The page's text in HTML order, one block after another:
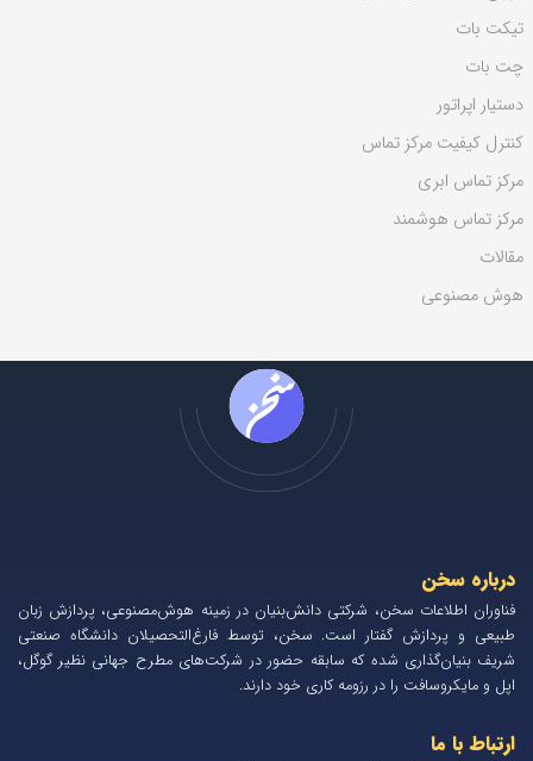
ی
:تیکت بات
چت بات
دستیار اپراتور
کنترل کیفیت مرکز تماس
مرکز تماس ابری
مرکز تماس هوشمند
مقالات
هوش مصنوعی
ارتباط با ما
درباره سخن
فناوران اطلاعات سخن، شرکتی دانش‌بنیان در زمینه هوش‌مصنوعی، پردازش زبان
طبیعی و پردازش گفتار است. سخن، توسط فارغ‌التحصیلان دانشگاه صنعتی
شریف بنیان‌گذاری شده که سابقه حضور در شرکت‌های مطرح جهانی نظیر گوگل،
اپل و مایکروسافت را در رزومه کاری خود دارند.